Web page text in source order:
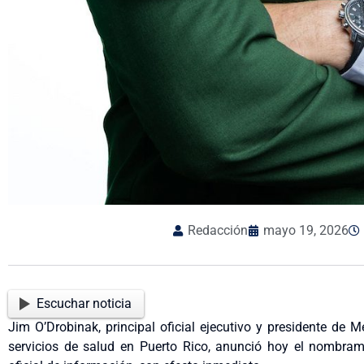
Redacción mayo 19, 2026
Escuchar noticia
Jim O’Drobinak, principal oficial ejecutivo y presidente de
servicios de salud en Puerto Rico, anunció hoy el